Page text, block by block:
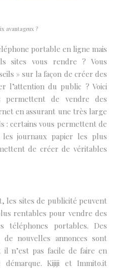
avantageux ?
portable en ligne mais
sites vous rendre ? Vous
» sur la façon de créer des
l’attention du public ? Voici
de vendre des
en assurant une très large
: certains vous permettent de
les journaux papier les plus
de créer de véritables
les sites de publicité peuvent
rentables pour vendre des
portables. Des
nouvelles annonces sont
n’est pas facile de faire en
Kijiji et Immito.it